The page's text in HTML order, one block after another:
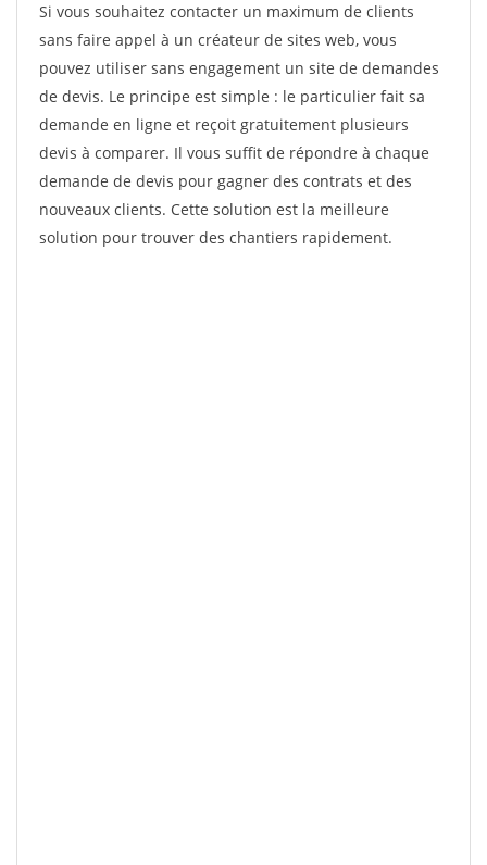
Si vous souhaitez contacter un maximum de clients
sans faire appel à un créateur de sites web, vous
pouvez utiliser sans engagement un site de demandes
de devis. Le principe est simple : le particulier fait sa
demande en ligne et reçoit gratuitement plusieurs
devis à comparer. Il vous suffit de répondre à chaque
demande de devis pour gagner des contrats et des
nouveaux clients. Cette solution est la meilleure
solution pour trouver des chantiers rapidement.